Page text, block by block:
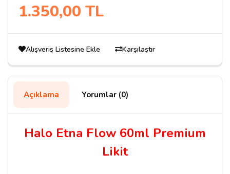
1.350,00 TL
Alışveriş Listesine Ekle Karşılaştır
Açıklama Yorumlar (0)
Halo Etna Flow 60ml Premium
Likit